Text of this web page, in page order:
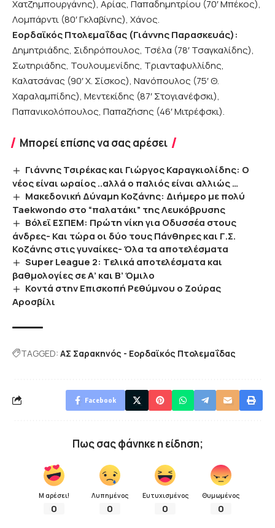
Χατζημπουργάνης), Αρίας, Παπαδημητρίου (70′ Μπέκος),
Λομπάρντι (80′ Γκλαβίνης), Χάνος.
Εορδαϊκός Πτολεμαΐδας (Γιάννης Παρασκευάς):
Δημητριάδης, Σιδηρόπουλος, Τσέλα (78′ Τσαγκαλίδης),
Σωτηριάδης, Τουλουμενίδης, Τριανταφυλλίδης,
Καλατσάνας (90′ Χ. Σίσκος), Νανόπουλος (75′ Θ.
Χαραλαμπίδης), Μεντεκίδης (87′ Στογιανέφσκι),
Παπανικολόπουλος, Παπαζήσης (46′ Μιτρέφσκι).
Μπορεί επίσης να σας αρέσει
Γιάννης Τσιρέκας και Γιώργος Καραγκιολίδης: Ο
νέος είναι ωραίος ..αλλά ο παλιός είναι αλλιώς …
Mακεδονική Δύναμη Κοζάνης: Διήμερο με πολύ
Taekwondo στο “παλατάκι” της Λευκόβρυσης
Βόλεϊ ΕΣΠΕΜ: Πρώτη νίκη για Οδυσσέα στους
άνδρες- Και τώρα οι δύο τους Πάνθηρες και Γ.Σ.
Κοζάνης στις γυναίκες- Όλα τα αποτελέσματα
Super League 2: Tελικά αποτελέσματα και
βαθμολογίες σε Α’ και Β’ Όμιλο
Κοντά στην Επισκοπή Ρεθύμνου ο Ζούρας
Αροσβίλι
TAGGED: ΑΣ Σαρακηνός - Εορδαϊκός Πτολεμαΐδας
Facebook
Πως σας φάνηκε η είδηση;
Μ αρέσει!
0
Λυπημένος
0
Ευτυχισμένος
0
Θυμωμένος
0